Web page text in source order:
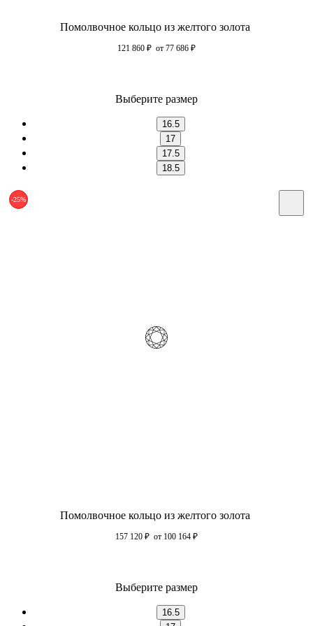
Помолвочное кольцо из желтого золота
121 860 ₽ от 77 686 ₽
Выберите размер
16.5
17
17.5
18.5
-25%
Помолвочное кольцо из желтого золота
157 120 ₽ от 100 164 ₽
Выберите размер
16.5